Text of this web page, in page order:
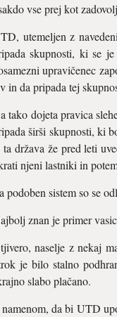
vse prej kot
utemeljen z
skupnosti, ki se
upravičenec
in da pripada tej
tako dojeta pravica
širši skupnosti, ki
ta država že pred leti
njeni lastniki in
podoben sistem so se
znan je primer
naselje z nekaj
je bilo stalno
slabo plačano.
da bi UTD